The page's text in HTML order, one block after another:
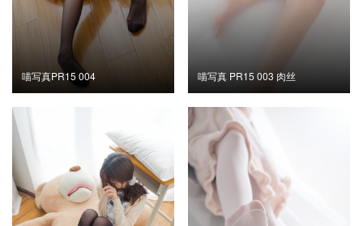
喵写真PR15 004 喵写真 PR15 003 肉丝